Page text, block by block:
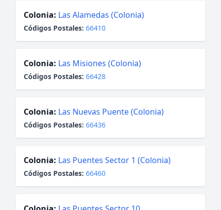
Colonia: Las Alamedas (Colonia)
Códigos Postales: 66410
Colonia: Las Misiones (Colonia)
Códigos Postales: 66428
Colonia: Las Nuevas Puente (Colonia)
Códigos Postales: 66436
Colonia: Las Puentes Sector 1 (Colonia)
Códigos Postales: 66460